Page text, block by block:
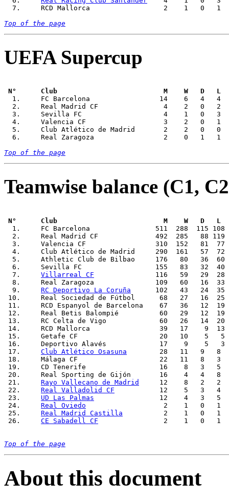
7.     RCD Mallorca                  2    1   0   1
Top of the page
UEFA Supercup
N°      Club                          M    W   D   L
1.     FC Barcelona                 14    6   4
2.     Real Madrid CF                4    2   0   2
3.     Sevilla FC                    4    1   0   3
4.     Valencia CF                   3    2   0   1
5.     Club Atlético de Madrid       2    2   0   0
6.     Real Zaragoza                 2    0   1   1
Top of the page
Teamwise balance (C1,
N°      Club                          M    W   D   L
1.     FC Barcelona                511  288  115
2.     Real Madrid CF              492  285   88
3.     Valencia CF                 310  152   81
4.     Club Atlético de Madrid     290  161   57
5.     Athletic Club de Bilbao     176   80   36
6.     Sevilla FC                  155   83   32
  7.
Villarreal CF
116   59   29
8.     Real Zaragoza               109   60   16
  9.
RC Deportivo La Coruña
102   43   24  35
10.     Real Sociedad de Fútbol      68   27
11.     RCD Espanyol de Barcelona    67   36
12.     Real Betis Balompié          60   29   12
13.     RC Celta de Vigo             60   26   14
14.     RCD Mallorca                 39   17    9
15.     Getafe CF		      20   10    5   5    27  23     +4           -       -
16.     Deportivo Alavés             17    9    5
17. Club Atlético Osasuna
28   11   9   8
18.     Málaga CF                    22   11   8
19.     CD Tenerife                  16    8   3
20.     Real Sporting de Gijón       16    4   4
21. Rayo Vallecano de Madrid
12    8   2   2
22. Real Valladolid CF
12    5   3   4
23. UD Las Palmas
12    4   3   5
24. Real Oviedo
2    1   0   1
25. Real Madrid Castilla
2    1   0   1
26. CE Sabadell CF
2    1   0   1
Top of the page
About this document